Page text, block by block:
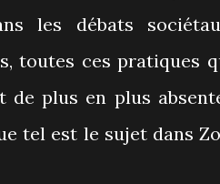
les débats
toutes ces pratiques
plus en plus
tel est le sujet dans